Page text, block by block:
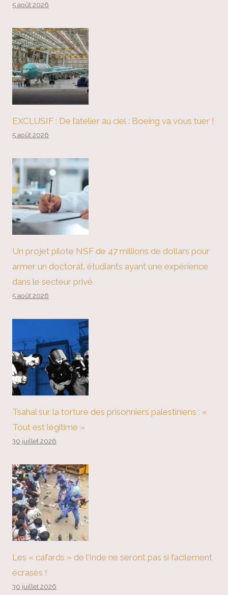
5 août 2026
EXCLUSIF : De l’atelier au ciel : Boeing va vous tuer !
5 août 2026
Un projet pilote NSF de 47 millions de dollars pour
armer un doctorat. étudiants ayant une expérience
dans le secteur privé
5 août 2026
Tsahal sur la torture des prisonniers palestiniens : «
Tout est légitime »
30 juillet 2026
Les « cafards » de l’Inde ne seront pas si facilement
écrasés !
30 juillet 2026